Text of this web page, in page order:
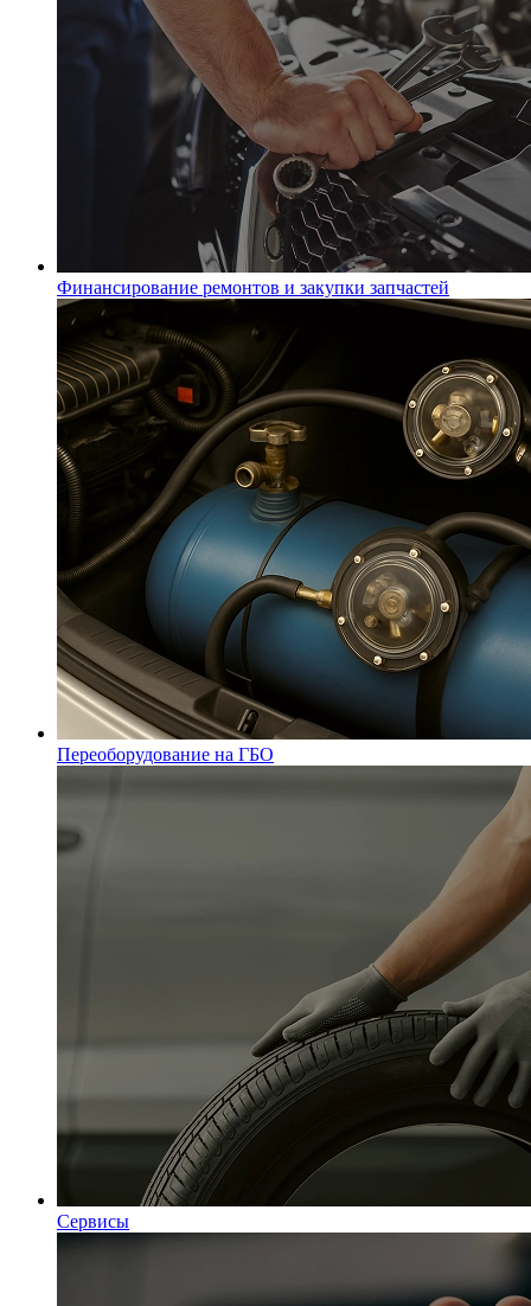
Финансирование ремонтов и закупки запчастей
Переоборудование на ГБО
Сервисы